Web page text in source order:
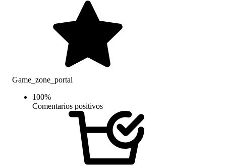
Game_zone_portal
100%
Comentarios positivos